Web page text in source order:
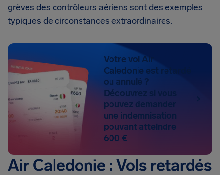
grèves des contrôleurs aériens sont des exemples
typiques de circonstances extraordinaires.
Votre vol Air
Caledonie est retardé
ou annulé ?
Découvrez si vous
pouvez demander
une indemnisation
pouvant atteindre
600 €
Air Caledonie : Vols retardés